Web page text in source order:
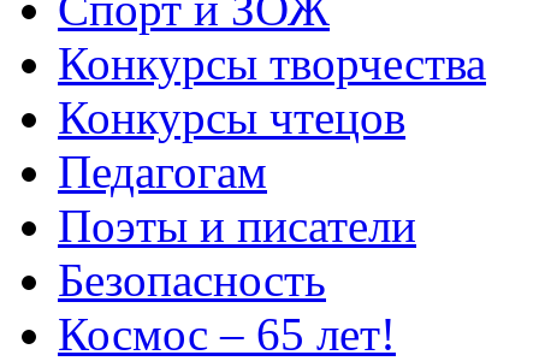
Конкурсы творчества
Конкурсы чтецов
Педагогам
Поэты и писатели
Безопасность
Космос – 65 лет!